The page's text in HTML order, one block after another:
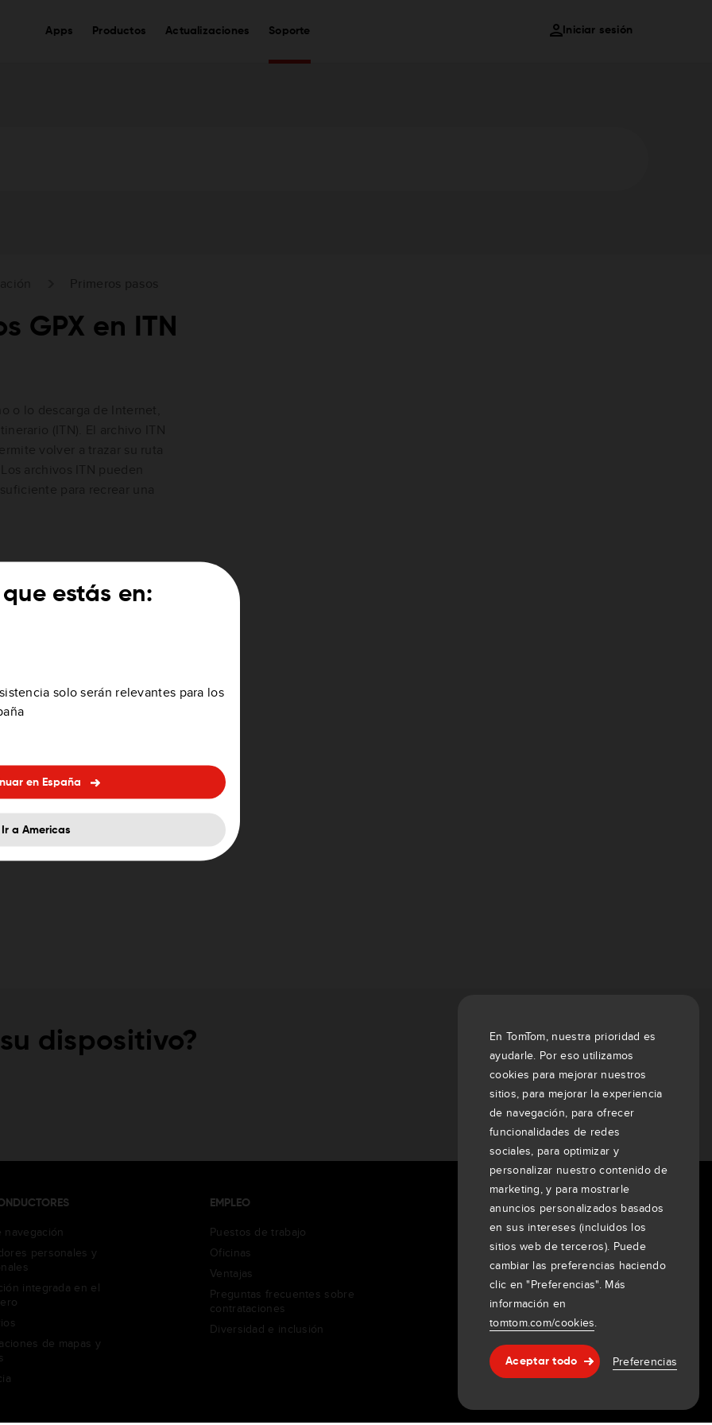
Apps Productos Actualizaciones Soporte Iniciar sesión
Ayuda & asistencia
GPX en ITN
del navegador.
En el Menú
dispositivo?
navegación
personales y
integrada en el
de mapas y
EMPLEO
Puestos de trabajo
Oficinas
Ventajas
Preguntas frecuentes sobre
contrataciones
Diversidad e inclusión
Acerca de nosotros
Empresa
Clientes
Sala de prensa
Eventos
Inversores
7th item
Routing
En TomTom, nuestra prioridad es
ayudarle. Por eso utilizamos
cookies para mejorar nuestros
sitios, para mejorar la experiencia
de navegación, para ofrecer
funcionalidades de redes
sociales, para optimizar y
personalizar nuestro contenido de
marketing, y para mostrarle
anuncios personalizados basados
en sus intereses (incluidos los
sitios web de terceros). Puede
cambiar las preferencias haciendo
clic en "Preferencias". Más
información en
tomtom.com/cookies.
Aceptar todo Preferencias
estás en:
solo serán relevantes para los
en España
Ir a Americas